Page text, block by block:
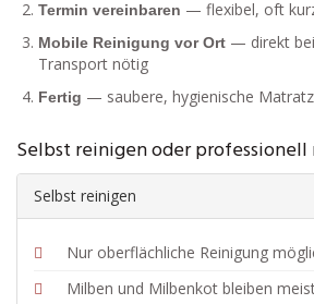
Termin vereinbaren — flexibel, oft
Mobile Reinigung vor Ort — direkt
Transport nötig
Fertig — saubere, hygienische
Selbst reinigen oder professionell
Selbst reinigen
Nur oberflächliche Reinigung
Milben und Milbenkot bleiben